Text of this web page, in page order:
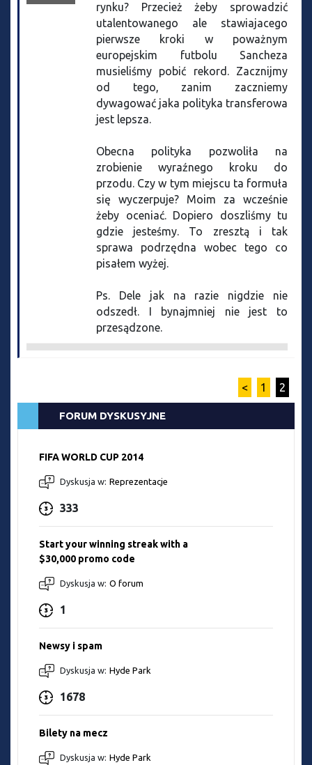
rynku? Przecież żeby sprowadzić
utalentowanego ale stawiajacego
pierwsze kroki w poważnym
europejskim futbolu Sancheza
musieliśmy pobić rekord. Zacznijmy
od tego, zanim zaczniemy
dywagować jaka polityka transferowa
jest lepsza.
Obecna polityka pozwoliła na
zrobienie wyraźnego kroku do
przodu. Czy w tym miejscu ta formuła
się wyczerpuje? Moim za wcześnie
żeby oceniać. Dopiero doszliśmy tu
gdzie jesteśmy. To zresztą i tak
sprawa podrzędna wobec tego co
pisałem wyżej.
Ps. Dele jak na razie nigdzie nie
odszedł. I bynajmniej nie jest to
przesądzone.
< 1 2
FORUM DYSKUSYJNE
FIFA WORLD CUP 2014
Dyskusja w: Reprezentacje
333
Start your winning streak with a
$30,000 promo code
Dyskusja w: O forum
1
Newsy i spam
Dyskusja w: Hyde Park
1678
Bilety na mecz
Dyskusja w: Hyde Park